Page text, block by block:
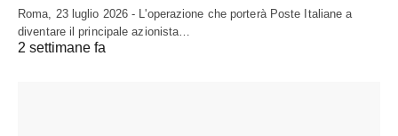
Roma, 23 luglio 2026 - L'operazione che porterà Poste Italiane a
diventare il principale azionista…
2 settimane fa